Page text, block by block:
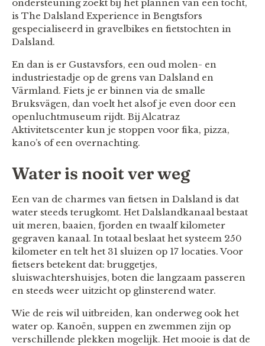
ondersteuning zoekt bij het plannen van een tocht,
is The Dalsland Experience in Bengtsfors
gespecialiseerd in gravelbikes en fietstochten in
Dalsland.
En dan is er Gustavsfors, een oud molen- en
industriestadje op de grens van Dalsland en
Värmland. Fiets je er binnen via de smalle
Bruksvägen, dan voelt het alsof je even door een
openluchtmuseum rijdt. Bij Alcatraz
Aktivitetscenter kun je stoppen voor fika, pizza,
kano’s of een overnachting.
Water is nooit ver weg
Een van de charmes van fietsen in Dalsland is dat
water steeds terugkomt. Het Dalslandkanaal bestaat
uit meren, baaien, fjorden en twaalf kilometer
gegraven kanaal. In totaal beslaat het systeem 250
kilometer en telt het 31 sluizen op 17 locaties. Voor
fietsers betekent dat: bruggetjes,
sluiswachtershuisjes, boten die langzaam passeren
en steeds weer uitzicht op glinsterend water.
Wie de reis wil uitbreiden, kan onderweg ook het
water op. Kanoën, suppen en zwemmen zijn op
verschillende plekken mogelijk. Het mooie is dat de